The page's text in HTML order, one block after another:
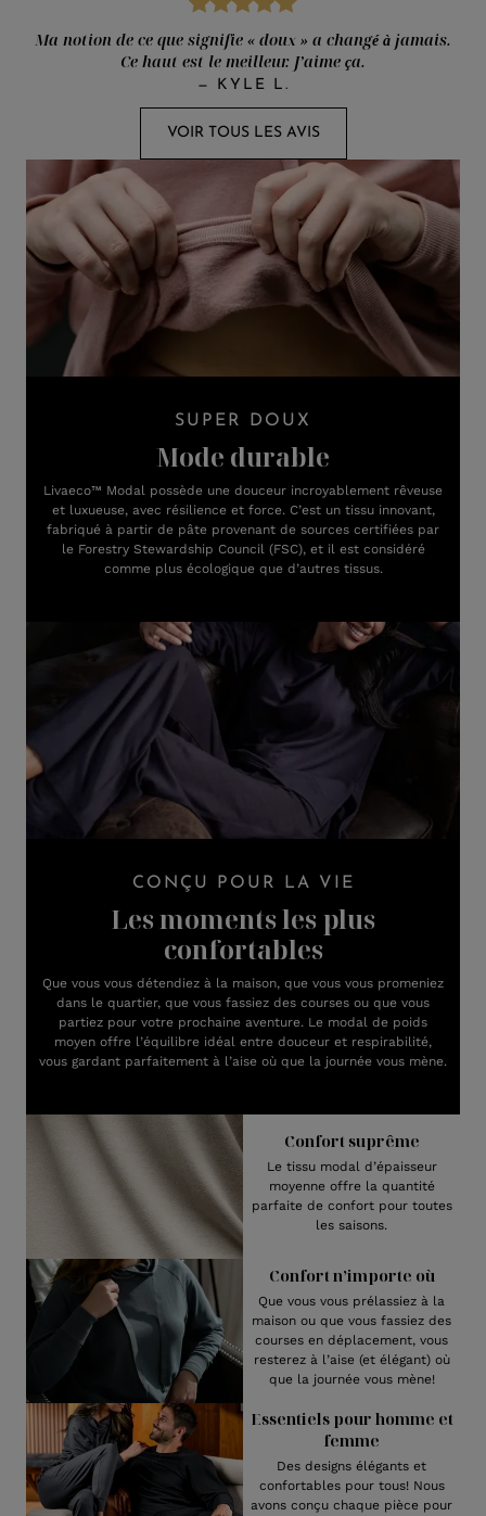
Ma notion de ce que signifie « doux » a changé à jamais.
Ce haut est le meilleur. J’aime ça.
— KYLE L.
VOIR TOUS LES AVIS
SUPER DOUX
Mode durable
Livaeco™ Modal possède une douceur incroyablement rêveuse
et luxueuse, avec résilience et force. C’est un tissu innovant,
fabriqué à partir de pâte provenant de sources certifiées par
le Forestry Stewardship Council (FSC), et il est considéré
comme plus écologique que d’autres tissus.
CONÇU POUR LA VIE
Les moments les plus
confortables
Que vous vous détendiez à la maison, que vous vous promeniez
dans le quartier, que vous fassiez des courses ou que vous
partiez pour votre prochaine aventure. Le modal de poids
moyen offre l’équilibre idéal entre douceur et respirabilité,
vous gardant parfaitement à l’aise où que la journée vous mène.
Confort suprême
Le tissu modal d’épaisseur
moyenne offre la quantité
parfaite de confort pour toutes
les saisons.
Confort n’importe où
Que vous vous prélassiez à la
maison ou que vous fassiez des
courses en déplacement, vous
resterez à l’aise (et élégant) où
que la journée vous mène!
Essentiels pour homme et
femme
Des designs élégants et
confortables pour tous! Nous
avons conçu chaque pièce pour